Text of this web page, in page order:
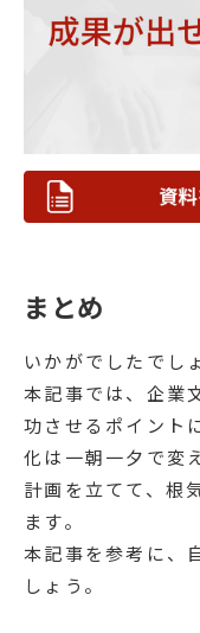
まとめ
いかがでしたでし
本記事では、企業
功させるポイント
化は一朝一夕で変
計画を立てて、根
ます。
本記事を参考に、
しょう。